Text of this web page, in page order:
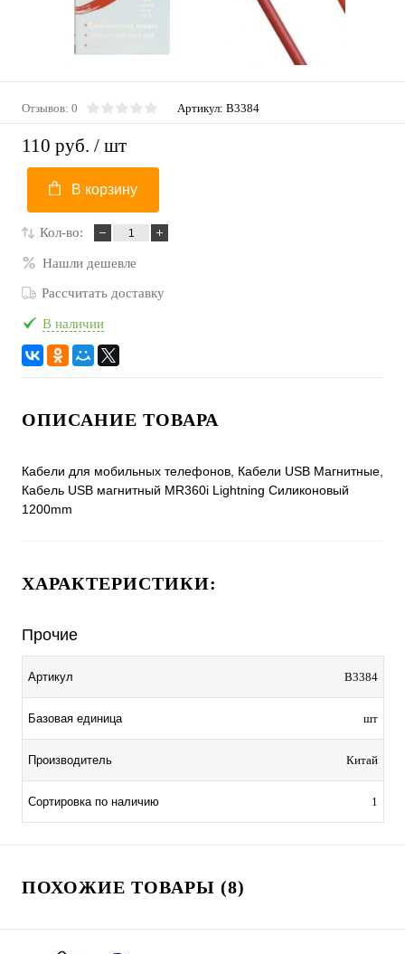
Отзывов: 0 Артикул: B3384
110 руб. / шт
В корзину
Кол-во:
Нашли дешевле
Рассчитать доставку
В наличии
ОПИСАНИЕ ТОВАРА
Кабели для мобильных телефонов, Кабели USB Магнитные,
Кабель USB магнитный MR360i Lightning Силиконовый
1200mm
ХАРАКТЕРИСТИКИ:
Прочие
Артикул B3384
Базовая единица шт
Производитель Китай
Сортировка по наличию 1
ПОХОЖИЕ ТОВАРЫ (8)